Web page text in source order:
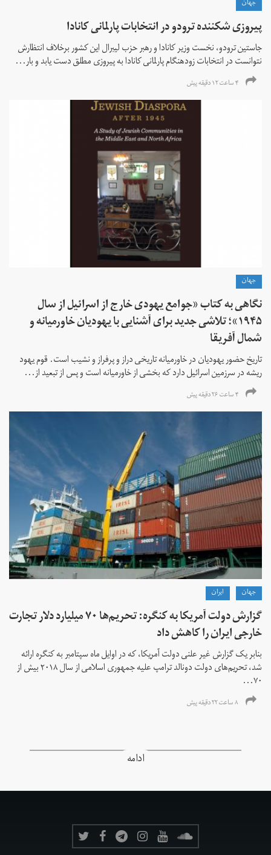
جهان
پیروزی شکننده ترودو در انتخابات پارلمانی کانادا
جاستین ترودو، نخست وزیر کانادا و رهبر حزب لیبرال این کشور برخلاف انتظارش
نتوانست در انتخابات زود‌هنگام پارلمانی کانادا به پیروزی مطلق دست یابد و بار...
۴ ساعت ۱۲ دقیقه پیش
جهان
نگاهی به کتاب «جوامع یهودی خارج از اسرائیل از سال
۱۹۴۵»؛ تلاشی جدید برای آشنایی با یهودیان خاورمیانه و
شمال آفریقا
تاریخ حضور یهودیان در خاورمیانه تاریخی دراز و پرفراز و نشیب است. قوم یهود
ریشه در سرزمین اسرائیل دارد که بخشی از خاورمیانه است و پس از تبعید از...
۴ ساعت ۲۶ دقیقه پیش
جهان ايران
گزارش دولت آمریکا به کنگره: تحریم‌ها ۷۰ میلیارد دلار تجارت
خارجی ایران را کاهش داد
بنابر یک گزارش غیر علنی دولت آمریکا، که در اوایل ماه سپتامبر به کنگره ارائه
شد، تحریم‌های دولت دونالد ترامپ علیه جمهوری اسلامی از سال ۲۰۱۸ بیش از
۷۰...
۸ ساعت ۲۲ دقیقه پیش
ادامه